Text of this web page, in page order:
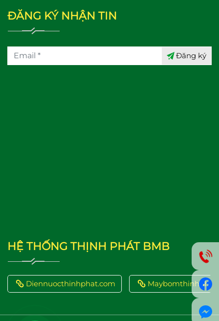
ĐĂNG KÝ NHẬN TIN
Đăng ký
HỆ THỐNG THỊNH PHÁT BMB
Maybomthinhphat.com